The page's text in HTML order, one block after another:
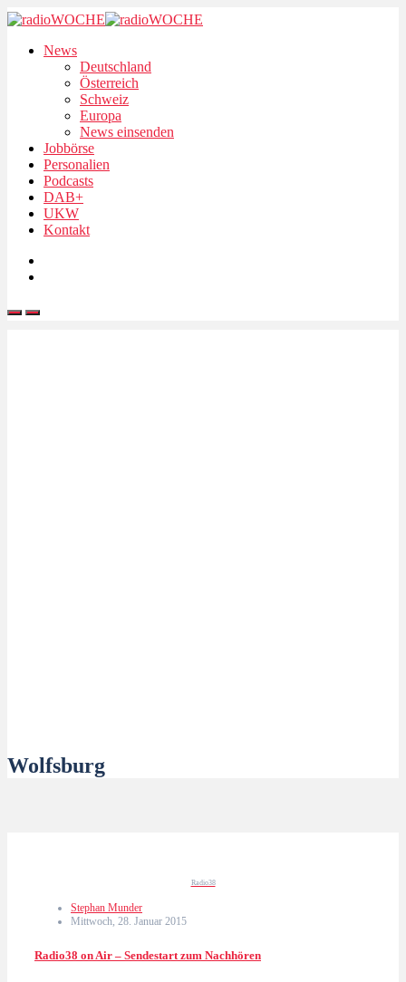
News
Deutschland
Österreich
Schweiz
Europa
News einsenden
Jobbörse
Personalien
Podcasts
DAB+
UKW
Kontakt
Wolfsburg
Radio38
Stephan Munder
Mittwoch, 28. Januar 2015
Radio38 on Air – Sendestart zum Nachhören